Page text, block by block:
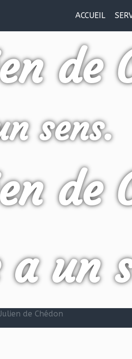
ACCUEIL
de
sens.
de
un
de Chédon